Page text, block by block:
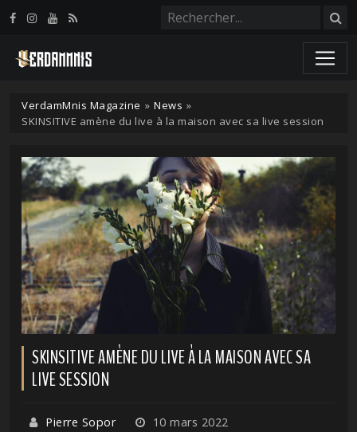
VerdamMnis Magazine » News »
SKINSITIVE amène du live à la maison avec sa live session
SKINSITIVE AMÈNE DU LIVE À LA MAISON AVEC SA
LIVE SESSION
Pierre Sopor 10 mars 2022
Panneau de gestion des cookies